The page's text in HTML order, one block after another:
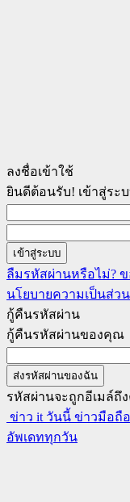
ลงชื่อเข้าใช้
ยินดีต้อนรับ! เข้าสู่ร
ลืมรหัสผ่านหรือไม่?
นโยบายความเป็นส่ว
กู้คืนรหัสผ่าน
กู้คืนรหัสผ่านของคุณ
รหัสผ่านจะถูกอีเมล์ถึ
ข่าว it วันนี้ ข่าวมือถื
อัพเดททุกวัน